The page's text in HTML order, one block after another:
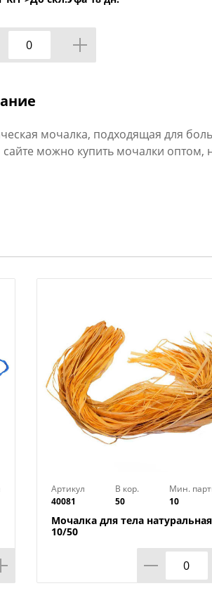
мочалка, подходящая для
можно купить мочалки оптом,
Артикул
40081
В кор.
50
Мин.
10
Мочалка для тела
10/50